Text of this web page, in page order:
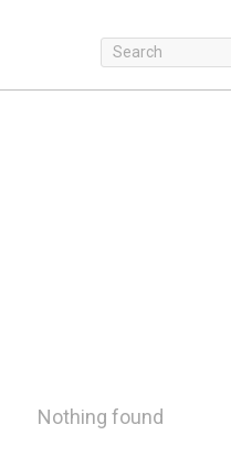
Nothing found